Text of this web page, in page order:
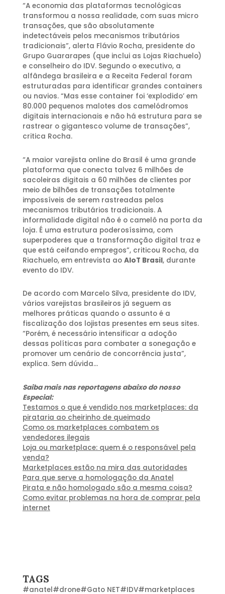
“A economia das plataformas tecnológicas
transformou a nossa realidade, com suas micro
transações, que são absolutamente
indetectáveis pelos mecanismos tributários
tradicionais”, alerta Flávio Rocha, presidente do
Grupo Guararapes (que inclui as Lojas Riachuelo)
e conselheiro do IDV. Segundo o executivo, a
alfândega brasileira e a Receita Federal foram
estruturadas para identificar grandes containers
ou navios. “Mas esse container foi ‘explodido’ em
80.000 pequenos malotes dos camelódromos
digitais internacionais e não há estrutura para se
rastrear o gigantesco volume de transações”,
critica Rocha.
“A maior varejista online do Brasil é uma grande
plataforma que conecta talvez 6 milhões de
sacoleiras digitais a 60 milhões de clientes por
meio de bilhões de transações totalmente
impossíveis de serem rastreadas pelos
mecanismos tributários tradicionais. A
informalidade digital não é o camelô na porta da
loja. É uma estrutura poderosíssima, com
superpoderes que a transformação digital traz e
que está ceifando empregos”, criticou Rocha, da
Riachuelo, em entrevista ao AIoT Brasil, durante
evento do IDV.
De acordo com Marcelo Silva, presidente do IDV,
vários varejistas brasileiros já seguem as
melhores práticas quando o assunto é a
fiscalização dos lojistas presentes em seus sites.
“Porém, é necessário intensificar a adoção
dessas políticas para combater a sonegação e
promover um cenário de concorrência justa”,
explica. Sem dúvida…
Saiba mais nas reportagens abaixo do nosso
Especial:
Testamos o que é vendido nos marketplaces: da
pirataria ao cheirinho de queimado
Como os marketplaces combatem os
vendedores ilegais
Loja ou marketplace: quem é o responsável pela
venda?
Marketplaces estão na mira das autoridades
Para que serve a homologação da Anatel
Pirata e não homologado são a mesma coisa?
Como evitar problemas na hora de comprar pela
internet
TAGS
#anatel#drone#Gato NET#IDV#marketplaces